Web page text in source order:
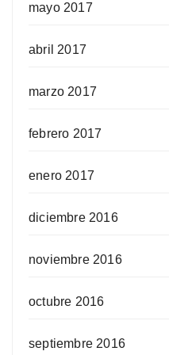
mayo 2017
abril 2017
marzo 2017
febrero 2017
enero 2017
diciembre 2016
noviembre 2016
octubre 2016
septiembre 2016